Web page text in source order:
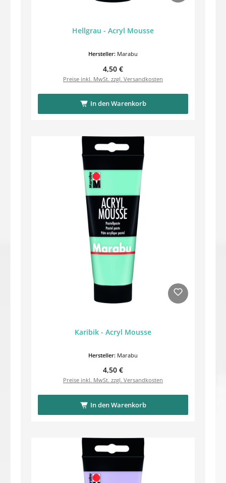
Hellgrau - Acryl Mousse
Hersteller: Marabu
Regulärer Preis:
4,50 €
Preise inkl. MwSt. zzgl. Versandkosten
In den Warenkorb
Karibik - Acryl Mousse
Hersteller: Marabu
Regulärer Preis:
4,50 €
Preise inkl. MwSt. zzgl. Versandkosten
In den Warenkorb